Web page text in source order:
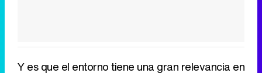
Y es que el entorno tiene una gran relevancia en